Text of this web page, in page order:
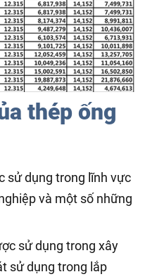
thép ống
sử dụng trong lĩnh vực
và một số những
sử dụng trong xây
sử dụng trong lắp